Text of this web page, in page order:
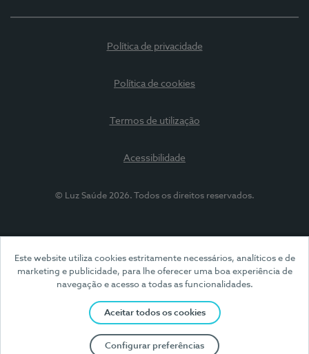
Este website utiliza cookies estritamente necessários, analíticos e de
marketing e publicidade, para lhe oferecer uma boa experiência de
navegação e acesso a todas as funcionalidades.
Aceitar todos os cookies
Configurar preferências
Política de privacidade
Política de cookies
Termos de utilização
Acessibilidade
© Luz Saúde 2026. Todos os direitos reservados.